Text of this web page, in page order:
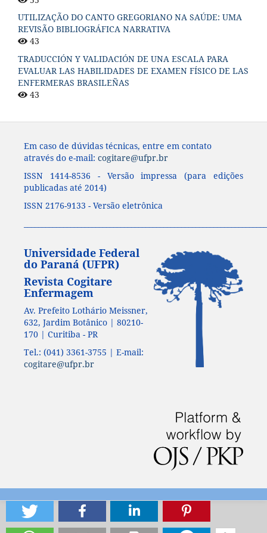
UTILIZAÇÃO DO CANTO GREGORIANO NA SAÚDE: UMA
REVISÃO BIBLIOGRÁFICA NARRATIVA
43
TRADUCCIÓN Y VALIDACIÓN DE UNA ESCALA PARA
EVALUAR LAS HABILIDADES DE EXAMEN FÍSICO DE LAS
ENFERMERAS BRASILEÑAS
43
Em caso de dúvidas técnicas, entre em contato
através do e-mail: cogitare@ufpr.br
ISSN 1414-8536 - Versão impressa (para edições
publicadas até 2014)
ISSN 2176-9133 - Versão eletrônica
Universidade Federal
do Paraná (UFPR)
Revista Cogitare
Enfermagem
Av. Prefeito Lothário Meissner,
632, Jardim Botânico | 80210-
170 | Curitiba - PR
Tel.: (041) 3361-3755 | E-mail:
cogitare@ufpr.br